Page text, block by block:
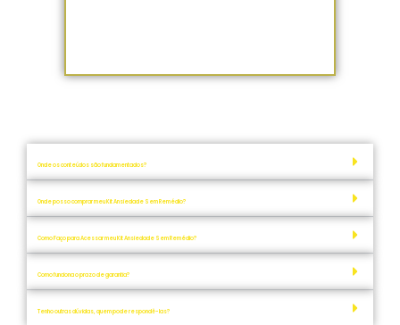
Onde os conteúdos são fundamentados?
Onde posso comprar meu Kit Ansiedade Sem Remédio?
Como Faço para Acessar meu Kit Ansiedade Sem Remédio?
Como funciona o prazo de garantia?
Tenho outras dúvidas, quem pode respondê-las?